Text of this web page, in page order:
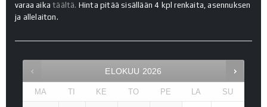
varaa aikatäältä. Hinta pitää sisällään 4 kpl renkaita, asennuksen
ja allelaiton.
ELOKUU 2026
MA TI KE TO PE LA SU